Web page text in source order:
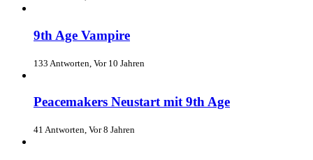
9th Age Vampire
133 Antworten, Vor 10 Jahren
Peacemakers Neustart mit 9th Age
41 Antworten, Vor 8 Jahren